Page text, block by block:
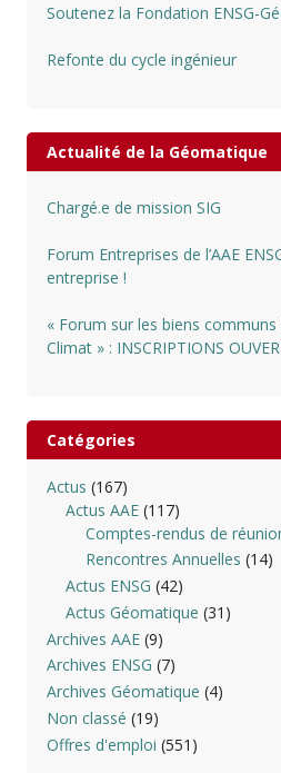
Soutenez la Fondation ENSG-
Refonte du cycle ingénieur
Actualité de la Géomatique
Chargé.e de mission SIG
Forum Entreprises de l’AAE
entreprise !
« Forum sur les biens communs
Climat » : INSCRIPTIONS
Catégories
Actus (167)
Actus AAE (117)
Comptes-rendus de
Rencontres Annuelles (14)
Actus ENSG (42)
Actus Géomatique (31)
Archives AAE(9)
Archives ENSG (7)
Archives Géomatique (4)
Non classé (19)
Offres d'emploi (551)